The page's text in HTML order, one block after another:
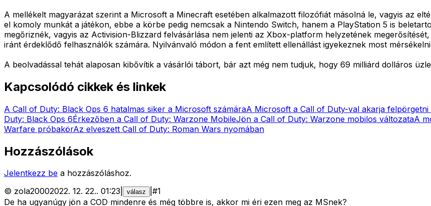
A mellékelt magyarázat szerint a Microsoft a Minecraft esetében alkalmazott filozófiát másolná le, vagyis az
el komoly munkát a játékon, ebbe a körbe pedig nemcsak a Nintendo Switch, hanem a PlayStation 5 is
megőriznék, vagyis az Activision-Blizzard felvásárlása nem jelenti az Xbox-platform helyzetének
iránt érdeklődő felhasználók számára. Nyilvánvaló módon a fent említett ellenállást igyekeznek most
A beolvadással tehát alaposan kibővítik a vásárlói tábort, bár azt még nem tudjuk, hogy 69 milliárd dolláros
Kapcsolódó cikkek és linkek
A Call of Duty: Black Ops 6 hatalmas siker a Microsoft számáraA Microsoft a Call of Duty-val akarja felpörgetni
Duty: Black Ops 6Érkezőben a Call of Duty: Warzone MobileJön a Call of Duty: Warzone mobilos változataA
Warfare próbakörAz elveszett Call of Duty: Roman Wars nyomában
Hozzászólások
Jelentkezz be a hozzászóláshoz.
© zola20002022. 12. 22.. 01:23 válasz #1
De ha ugyanúgy jön a COD mindenre és még többre is, akkor mi éri ezen meg az MSnek?